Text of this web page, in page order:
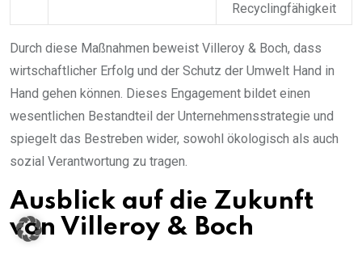
Recyclingfähigkeit
Durch diese Maßnahmen beweist Villeroy & Boch, dass
wirtschaftlicher Erfolg und der Schutz der Umwelt Hand in
Hand gehen können. Dieses Engagement bildet einen
wesentlichen Bestandteil der Unternehmensstrategie und
spiegelt das Bestreben wider, sowohl ökologisch als auch
sozial Verantwortung zu tragen.
Ausblick auf die Zukunft
von Villeroy & Boch